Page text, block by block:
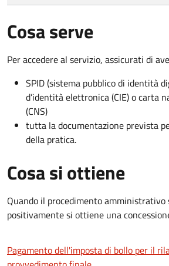
Cosa serve
Per accedere al servizio, assicurati di
SPID (sistema pubblico di identità
d’identità elettronica (CIE) o carta
(CNS)
tutta la documentazione prevista
della pratica.
Cosa si ottiene
Quando il procedimento amministrativo
positivamente si ottiene una
Pagamento dell'imposta di bollo per il